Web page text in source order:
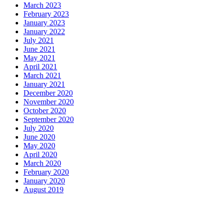
March 2023
February 2023
January 2023
January 2022
July 2021
June 2021
May 2021
April 2021
March 2021
January 2021
December 2020
November 2020
October 2020
September 2020
July 2020
June 2020
May 2020
April 2020
March 2020
February 2020
January 2020
August 2019